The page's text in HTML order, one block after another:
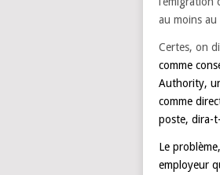
au moins au
Certes, on
comme
Authority,
comme
poste, dira-
Le
employeur